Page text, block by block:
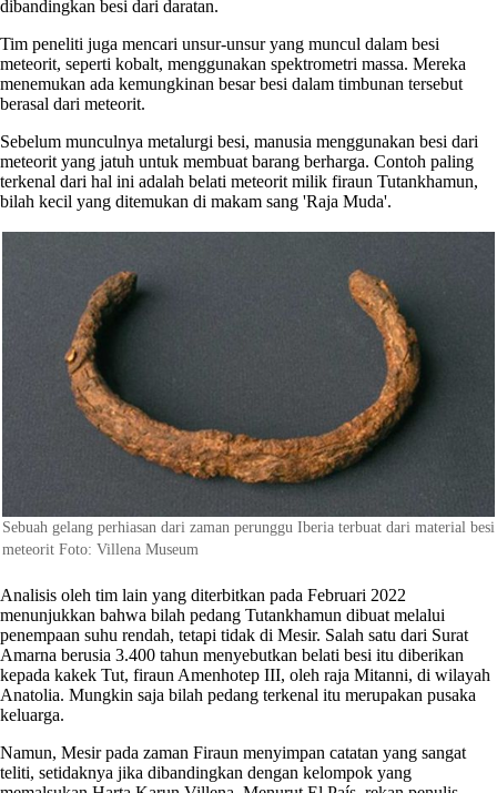
dibandingkan besi dari daratan.
Tim peneliti juga mencari unsur-unsur yang muncul dalam besi
meteorit, seperti kobalt, menggunakan spektrometri massa. Mereka
menemukan ada kemungkinan besar besi dalam timbunan tersebut
berasal dari meteorit.
Sebelum munculnya metalurgi besi, manusia menggunakan besi dari
meteorit yang jatuh untuk membuat barang berharga. Contoh paling
terkenal dari hal ini adalah belati meteorit milik firaun Tutankhamun,
bilah kecil yang ditemukan di makam sang 'Raja Muda'.
Sebuah gelang perhiasan dari zaman perunggu Iberia terbuat dari material besi
meteorit Foto: Villena Museum
Analisis oleh tim lain yang diterbitkan pada Februari 2022
menunjukkan bahwa bilah pedang Tutankhamun dibuat melalui
penempaan suhu rendah, tetapi tidak di Mesir. Salah satu dari Surat
Amarna berusia 3.400 tahun menyebutkan belati besi itu diberikan
kepada kakek Tut, firaun Amenhotep III, oleh raja Mitanni, di wilayah
Anatolia. Mungkin saja bilah pedang terkenal itu merupakan pusaka
keluarga.
Namun, Mesir pada zaman Firaun menyimpan catatan yang sangat
teliti, setidaknya jika dibandingkan dengan kelompok yang